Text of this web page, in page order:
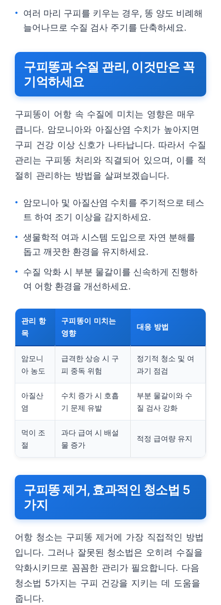
여러 마리 구피를 키우는 경우, 똥 양도 비례해
늘어나므로 수질 검사 주기를 단축하세요.
구피똥과 수질 관리, 이것만은 꼭
기억하세요
구피똥이 어항 속 수질에 미치는 영향은 매우
큽니다. 암모니아와 아질산염 수치가 높아지면
구피 건강 이상 신호가 나타납니다. 따라서 수질
관리는 구피똥 처리와 직결되어 있으며, 이를 적
절히 관리하는 방법을 살펴보겠습니다.
암모니아 및 아질산염 수치를 주기적으로 테스
트 하여 조기 이상을 감지하세요.
생물학적 여과 시스템 도입으로 자연 분해를
돕고 깨끗한 환경을 유지하세요.
수질 악화 시 부분 물갈이를 신속하게 진행하
여 어항 환경을 개선하세요.
관리 항
목
구피똥이 미치는
영향
대응 방법
암모니
아 농도
급격한 상승 시 구
피 중독 위험
정기적 청소 및 여
과기 점검
아질산
염
수치 증가 시 호흡
기 문제 유발
부분 물갈이와 수
질 검사 강화
먹이 조
절
과다 급여 시 배설
물 증가
적정 급여량 유지
구피똥 제거, 효과적인 청소법 5
가지
어항 청소는 구피똥 제거에 가장 직접적인 방법
입니다. 그러나 잘못된 청소법은 오히려 수질을
악화시키므로 꼼꼼한 관리가 필요합니다. 다음
청소법 5가지는 구피 건강을 지키는 데 도움을
줍니다.